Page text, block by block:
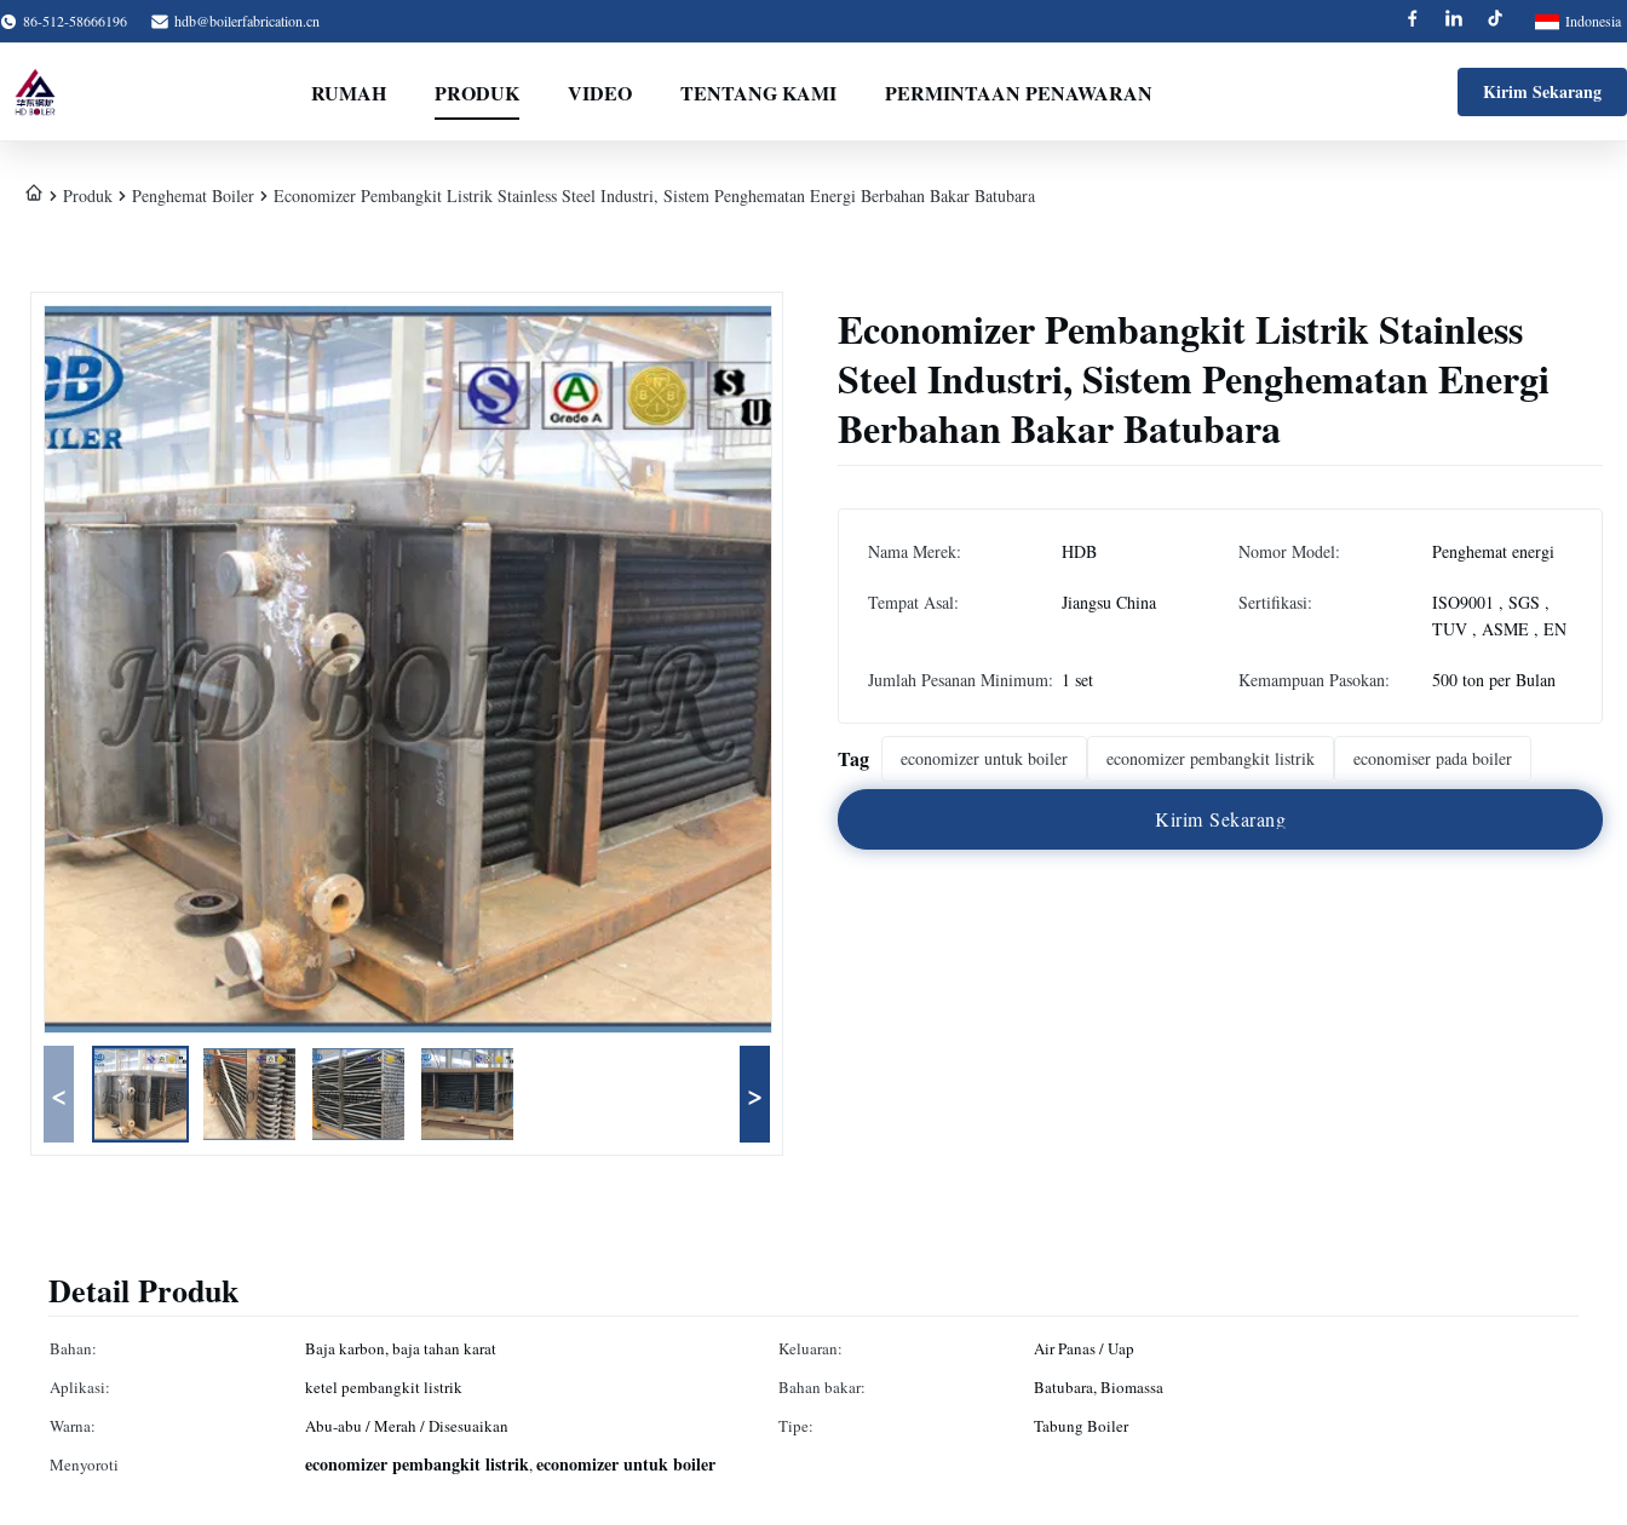
86-512-58666196 hdb@boilerfabrication.cn Indonesia
RUMAH PRODUK VIDEO TENTANG KAMI PERMINTAAN PENAWARAN Kirim Sekarang
Produk Penghemat Boiler Economizer Pembangkit Listrik Stainless Steel Industri, Sistem Penghematan Energi Berbahan Bakar Batubara
< >
Economizer Pembangkit Listrik Stainless
Steel Industri, Sistem Penghematan Energi
Berbahan Bakar Batubara
Nama Merek: HDB Nomor Model: Penghemat energi
Tempat Asal: Jiangsu China Sertifikasi:
ISO9001 , SGS ,
TUV , ASME , EN
Jumlah Pesanan Minimum: 1 set Kemampuan Pasokan: 500 ton per Bulan
Tag economizer untuk boiler economizer pembangkit listrik economiser pada boiler
Kirim Sekarang
Detail Produk
Bahan: Baja karbon, baja tahan karat Keluaran:
Air Panas / Uap
Aplikasi:
ketel pembangkit listrik Bahan bakar:
Batubara, Biomassa
Warna:
Abu-abu / Merah / Disesuaikan Tipe:
Tabung Boiler
Menyoroti
economizer pembangkit listrik,economizer untuk boiler